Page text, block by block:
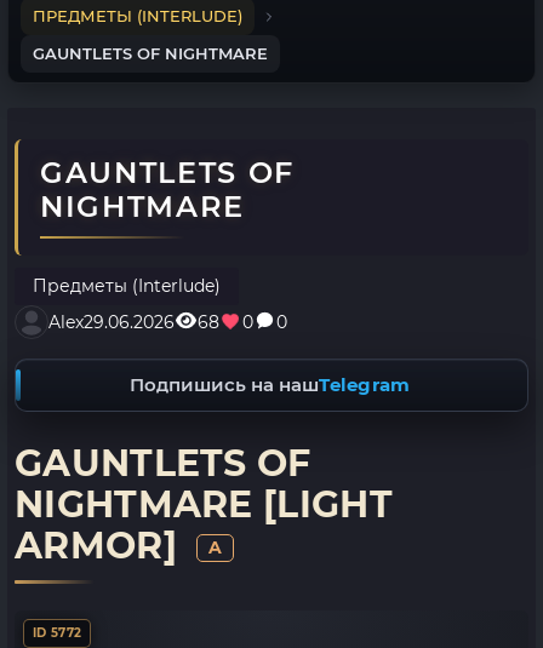
ПРЕДМЕТЫ (INTERLUDE)
GAUNTLETS OF NIGHTMARE
GAUNTLETS OF
NIGHTMARE
Предметы (Interlude)
Alex29.06.2026 68 0 0
Подпишись на нашTelegram
GAUNTLETS OF
NIGHTMARE [LIGHT
ARMOR]
A
ID 5772